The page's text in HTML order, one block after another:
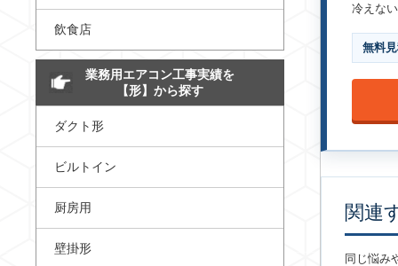
冷えな
無料
関連
同じ悩み
飲食店
業務用エアコン工事実績を
【形】から探す
ダクト形
ビルトイン
厨房用
壁掛形